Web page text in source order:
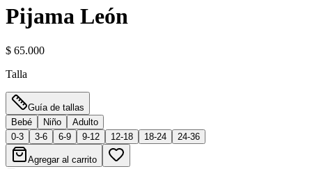
Pijama León
$ 65.000
Talla
Guía de tallas
Bebé
Niño
Adulto
0-3
3-6 6-9 9-12 12-18 18-24 24-36
Agregar al carrito